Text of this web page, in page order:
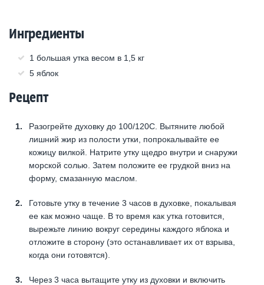
Ингредиенты
1 большая утка весом в 1,5 кг
5 яблок
Рецепт
Разогрейте духовку до 100/120С. Вытяните любой
лишний жир из полости утки, попрокалывайте ее
кожицу вилкой. Натрите утку щедро внутри и снаружи
морской солью. Затем положите ее грудкой вниз на
форму, смазанную маслом.
Готовьте утку в течение 3 часов в духовке, покалывая
ее как можно чаще. В то время как утка готовится,
вырежьте линию вокруг середины каждого яблока и
отложите в сторону (это останавливает их от взрыва,
когда они готовятся).
Через 3 часа вытащите утку из духовки и включить